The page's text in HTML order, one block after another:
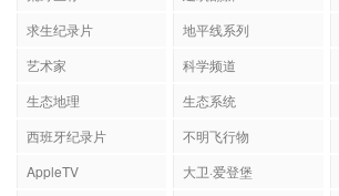
求生纪录片
地平线系列
艺术家
科学频道
生态地理
生态系统
西班牙纪录片
不明飞行物
AppleTV
大卫·爱登堡